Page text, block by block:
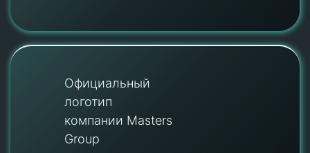
Официальный
логотип
компании Masters
Group